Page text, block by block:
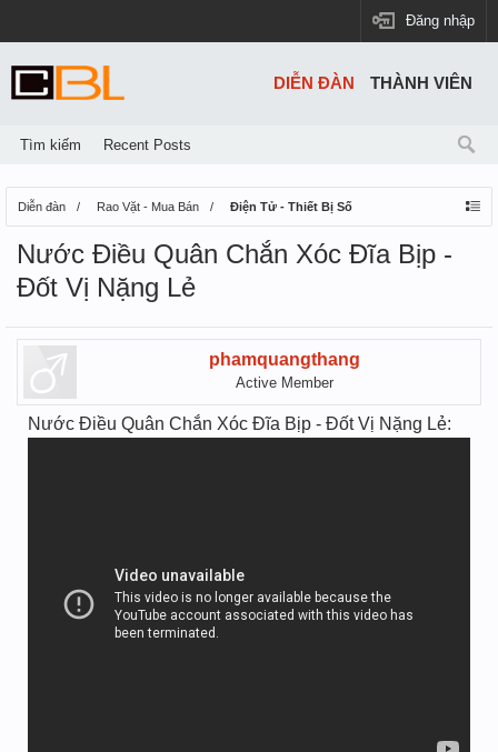
Đăng nhập
Diễn đàn Rao Vặt - Mua Bán Điện Tử - Thiết Bị Số
Nước Điều Quân Chắn Xóc Đĩa Bịp -
Đốt Vị Nặng Lẻ
phamquangthang
Active Member
Nước Điều Quân Chắn Xóc Đĩa Bịp - Đốt Vị Nặng Lẻ:
DIỄN ĐÀN
Tìm kiếm Recent Posts
THÀNH VIÊN